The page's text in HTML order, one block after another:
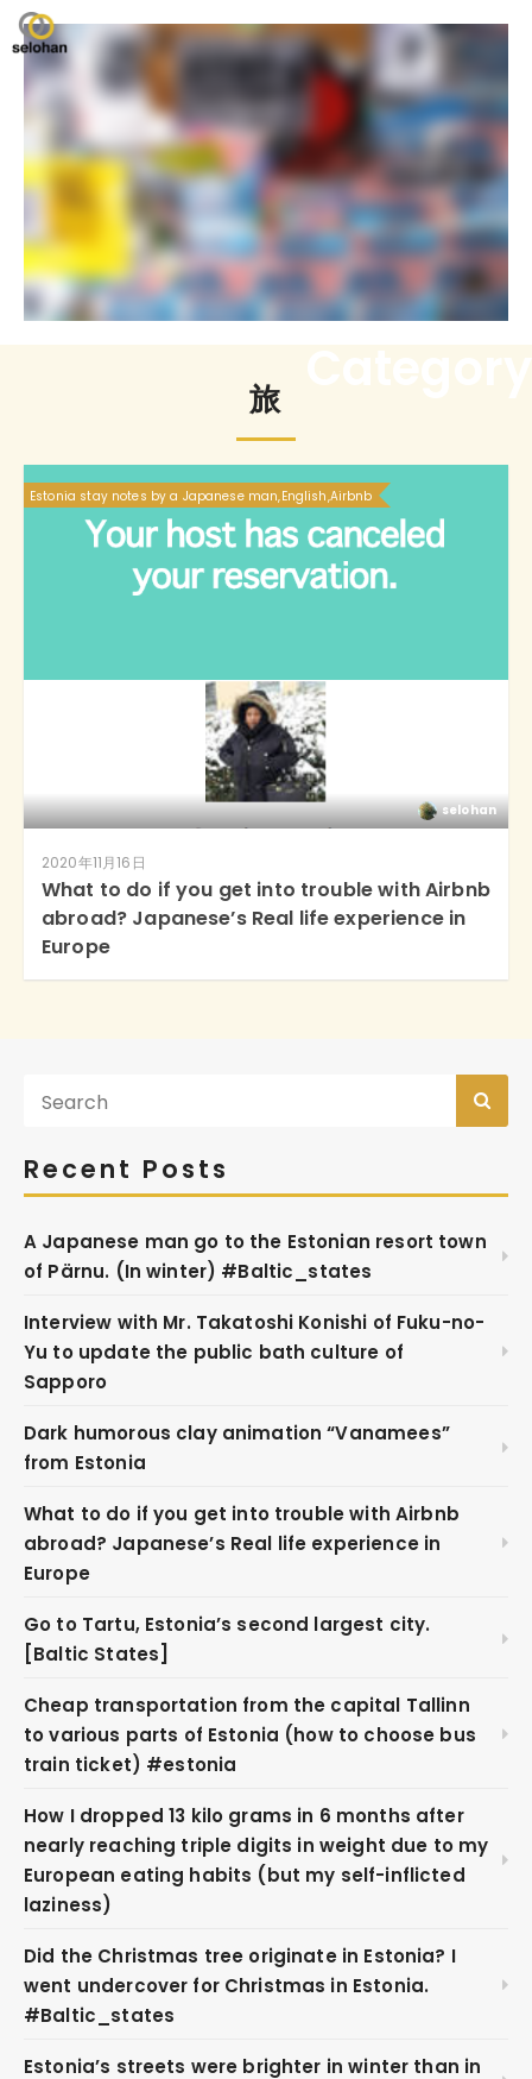
旅
Estonia stay notes by a Japanese man,English,Airbnb
selohan
2020年11月16日
What to do if you get into trouble with Airbnb
abroad? Japanese’s Real life experience in
Europe
Recent Posts
A Japanese man go to the Estonian resort town
of Pärnu. (In winter) #Baltic_states
Interview with Mr. Takatoshi Konishi of Fuku-no-
Yu to update the public bath culture of
Sapporo
Dark humorous clay animation “Vanamees”
from Estonia
What to do if you get into trouble with Airbnb
abroad? Japanese’s Real life experience in
Europe
Go to Tartu, Estonia’s second largest city.
[Baltic States]
Cheap transportation from the capital Tallinn
to various parts of Estonia (how to choose bus
train ticket) #estonia
How I dropped 13 kilo grams in 6 months after
nearly reaching triple digits in weight due to my
European eating habits (but my self-inflicted
laziness)
Did the Christmas tree originate in Estonia? I
went undercover for Christmas in Estonia.
#Baltic_states
Estonia’s streets were brighter in winter than in